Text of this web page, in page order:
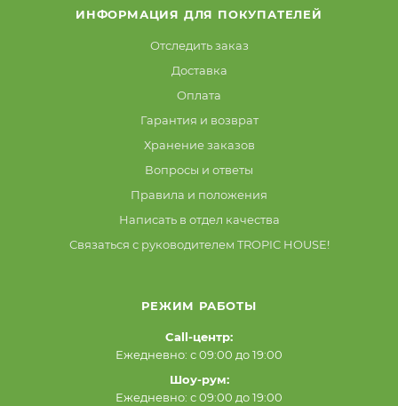
ИНФОРМАЦИЯ ДЛЯ ПОКУПАТЕЛЕЙ
Отследить заказ
Доставка
Оплата
Гарантия и возврат
Хранение заказов
Вопросы и ответы
Правила и положения
Написать в отдел качества
Связаться с руководителем TROPIC HOUSE!
РЕЖИМ РАБОТЫ
Call-центр:
Ежедневно: с 09:00 до 19:00
Шоу-рум:
Ежедневно: с 09:00 до 19:00